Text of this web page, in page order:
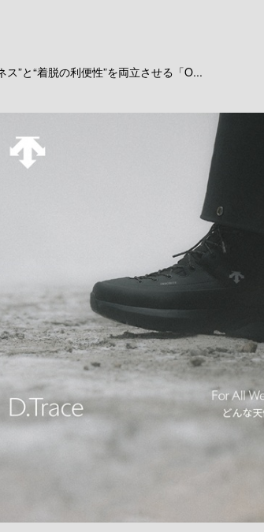
ス”と“着脱の利便性”を両立させる「O...